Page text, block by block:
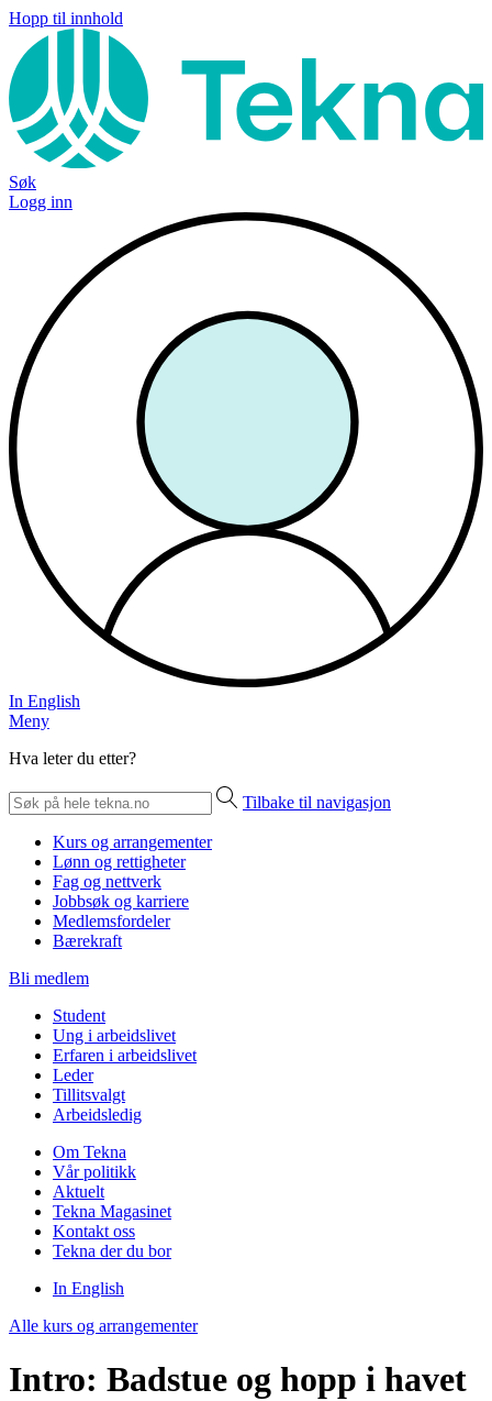
Hopp til innhold
Søk
Logg inn
In English
Meny
Hva leter du etter?
Tilbake til navigasjon
Kurs og arrangementer
Lønn og rettigheter
Fag og nettverk
Jobbsøk og karriere
Medlemsfordeler
Bærekraft
Bli medlem
Student
Ung i arbeidslivet
Erfaren i arbeidslivet
Leder
Tillitsvalgt
Arbeidsledig
Om Tekna
Vår politikk
Aktuelt
Tekna Magasinet
Kontakt oss
Tekna der du bor
In English
Alle kurs og arrangementer
Intro: Badstue og hopp i havet